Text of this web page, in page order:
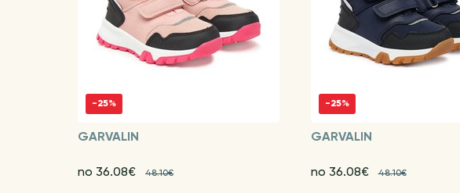
-25%
GARVALIN
no 36.08€ 48.10€
-25%
GARVALIN
no 36.08€ 48.10€